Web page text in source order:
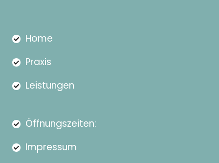
Home
Praxis
Leistungen
Öffnungszeiten:
Impressum